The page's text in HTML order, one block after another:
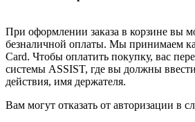
При оформлении заказа в корзине вы
безналичной оплаты. Мы принимаем
Card. Чтобы оплатить покупку, вас
системы ASSIST, где вы должны
действия, имя держателя.
Вам могут отказать от авторизации в